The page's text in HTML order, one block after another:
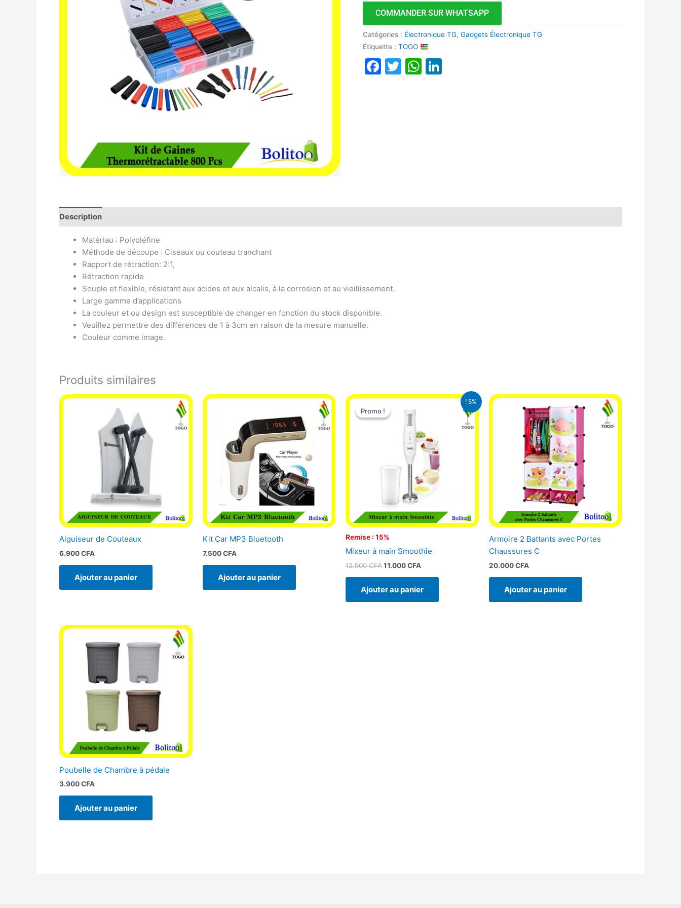
COMMANDER SUR WHATSAPP
Catégories : Électronique TG,Gadgets Électronique TG
Étiquette :TOGO
Facebook
TwitterWhatsApp
Description
Matériau : Polyoléfine
Méthode de découpe : Ciseaux ou couteau tranchant
Rapport de rétraction: 2:1,
Rétraction rapide
Souple et flexible, résistant aux acides et aux alcalis, à la corrosion et au vieillissement.
Large gamme d’applications
La couleur et ou design est susceptible de changer en fonction du stock disponible.
Veuillez permettre des différences de 1 à 3cm en raison de la mesure manuelle.
Couleur comme image.
Produits similaires
Aiguiseur de Couteaux
6.900CFA
Ajouter au panier
Kit Car MP3 Bluetooth
7.500CFA
Ajouter au panier
15%
Promo !
Remise : 15%
Promo !
Mixeur à main Smoothie
12.900CFA
Le
initial
12.900 CFA.
11.000CFA
Le
11.000 CFA.
Ajouter au panier
Armoire 2 Battants avec Portes
Chaussures C
20.000CFA
Ajouter au panier
Poubelle de Chambre à pédale
3.900CFA
Ajouter au panier